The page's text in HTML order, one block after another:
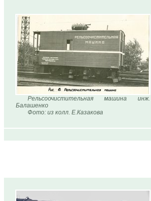
Рельсоочистительная машина инж.
Балашенко
Фото: из колл. Е.Казакова